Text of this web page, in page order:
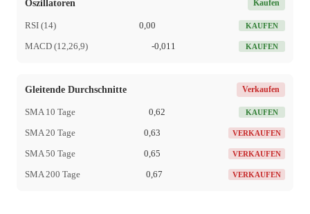
Oszillatoren Kaufen
RSI (14) 0,00 KAUFEN
MACD (12,26,9) -0,011 KAUFEN
Gleitende Durchschnitte Verkaufen
SMA 10 Tage 0,62 KAUFEN
SMA 20 Tage 0,63 VERKAUFEN
SMA 50 Tage 0,65 VERKAUFEN
SMA 200 Tage 0,67 VERKAUFEN